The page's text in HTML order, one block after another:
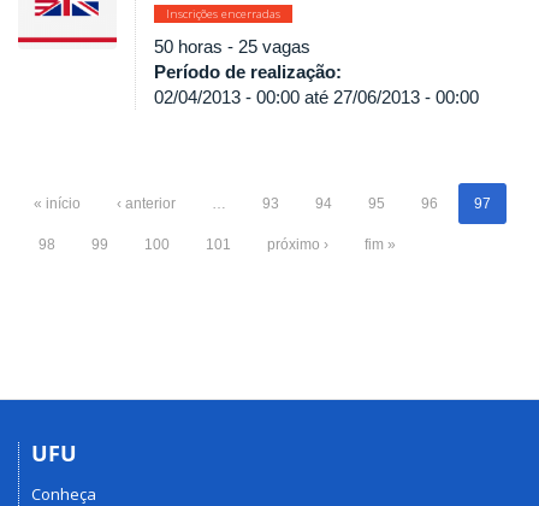
Inscrições encerradas
50 horas - 25 vagas
Período de realização:
02/04/2013 - 00:00 até 27/06/2013 - 00:00
« início ‹ anterior 93 94 95 96 97
98 99 100 101 próximo › fim »
UFU
Conheça